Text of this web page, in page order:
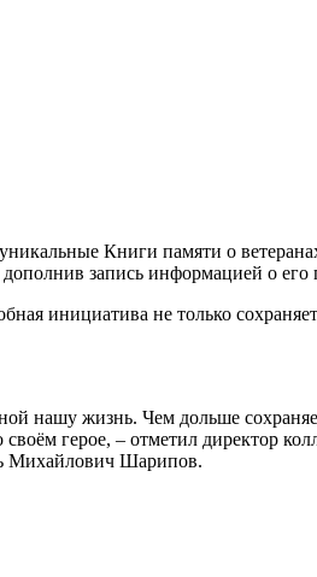
Книги памяти о
запись информацией о его
инициатива не только
нашу жизнь. Чем дольше
герое, – отметил директор
Михайлович Шарипов.